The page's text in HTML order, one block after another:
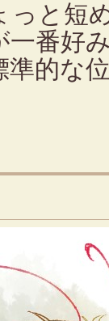
っと短
一番好
準的な